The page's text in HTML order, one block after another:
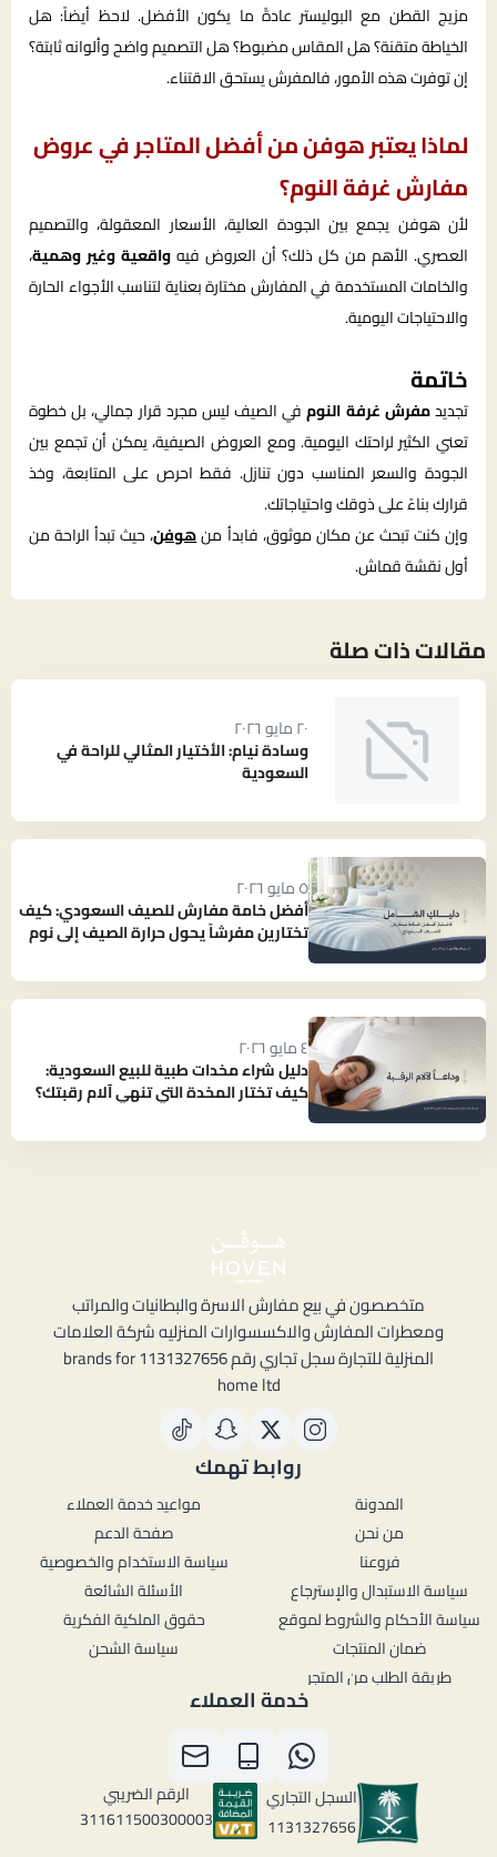
مزيج القطن مع البوليستر عادةً ما يكون الأفضل. لاحظ أيضاً: هل
الخياطة متقنة؟ هل المقاس مضبوط؟ هل التصميم واضح وألوانه ثابتة؟
إن توفرت هذه الأمور، فالمفرش يستحق الاقتناء.
لماذا يعتبر هوفن من أفضل المتاجر في عروض
مفارش غرفة النوم؟
لأن هوفن يجمع بين الجودة العالية، الأسعار المعقولة، والتصميم
العصري. الأهم من كل ذلك؟ أن العروض فيهواقعية وغير وهمية،
والخامات المستخدمة في المفارش مختارة بعناية لتناسب الأجواء الحارة
والاحتياجات اليومية.
خاتمة
تجديدمفرش غرفة النومفي الصيف ليس مجرد قرار جمالي، بل خطوة
تعني الكثير لراحتك اليومية. ومع العروض الصيفية، يمكن أن تجمع بين
الجودة والسعر المناسب دون تنازل. فقط احرص على المتابعة، وخذ
قرارك بناءً على ذوقك واحتياجاتك.
وإن كنت تبحث عن مكان موثوق، فابدأ منهوفن، حيث تبدأ الراحة من
أول نقشة قماش.
مقالات ذات صلة
٢٠ مايو ٢٠٢٦
وسادة نيام: الأختيار المثالي للراحة في
السعودية
٥ مايو ٢٠٢٦
أفضل خامة مفارش للصيف السعودي: كيف
تختارين مفرشاً يحول حرارة الصيف إلى نوم
٤ مايو ٢٠٢٦
دليل شراء مخدات طبية للبيع السعودية:
كيف تختار المخدة التي تنهي آلام رقبتك؟
متخصصون في بيع مفارش الاسرة والبطانيات والمراتب
ومعطرات المفارش والاكسسوارات المنزليه شركة العلامات
المنزلية للتجارة سجل تجاري رقم 1131327656 brands for
home ltd
روابط تهمك
المدونة
من نحن
فروعنا
سياسة الاستبدال والإسترجاع
سياسة الأحكام والشروط لموقع
ضمان المنتجات
طريقة الطلب من المتجر
مواعيد خدمة العملاء
صفحة الدعم
سياسة الاستخدام والخصوصية
الأسئلة الشائعة
حقوق الملكية الفكرية
سياسة الشحن
خدمة العملاء
السجل التجاري
1131327656
الرقم الضريبي
311611500300003